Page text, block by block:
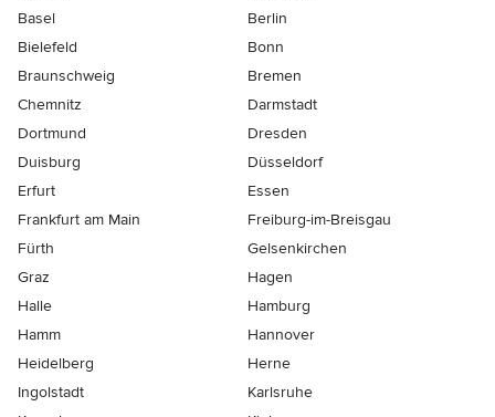
Basel
Berlin
Bielefeld
Bonn
Braunschweig
Bremen
Chemnitz
Darmstadt
Dortmund
Dresden
Duisburg
Düsseldorf
Erfurt
Essen
Frankfurt am Main
Freiburg-im-Breisgau
Fürth
Gelsenkirchen
Graz
Hagen
Halle
Hamburg
Hamm
Hannover
Heidelberg
Herne
Ingolstadt
Karlsruhe